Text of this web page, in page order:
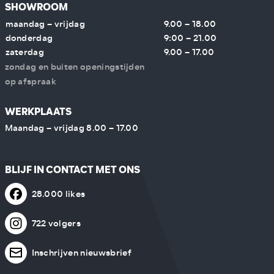
SHOWROOM
maandag – vrijdag
9.00 – 18.00
donderdag
9:00 – 21.00
zaterdag
9.00 – 17.00
zondag en buiten openingstijden
op afspraak
WERKPLAATS
Maandag – vrijdag 8.00 – 17.00
BLIJF IN CONTACT MET ONS
28.000 likes
722 volgers
Inschrijven nieuwsbrief